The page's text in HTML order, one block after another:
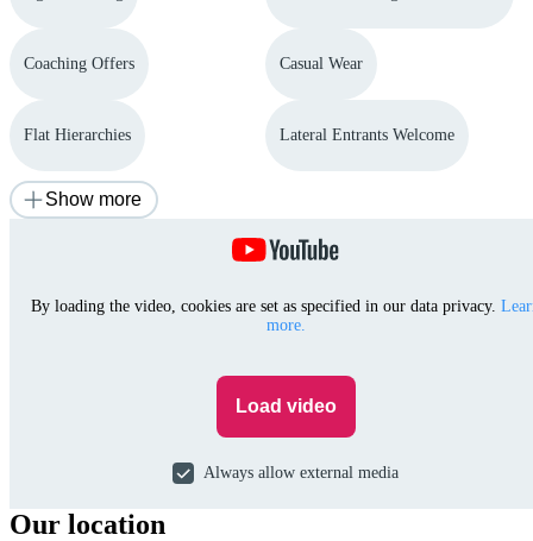
Coaching Offers
Flat Hierarchies
Casual Wear
Lateral Entrants Welcome
Show more
By loading the video, cookies are set as specified in our data privacy.
more.
Load video
Always allow external media
Our location